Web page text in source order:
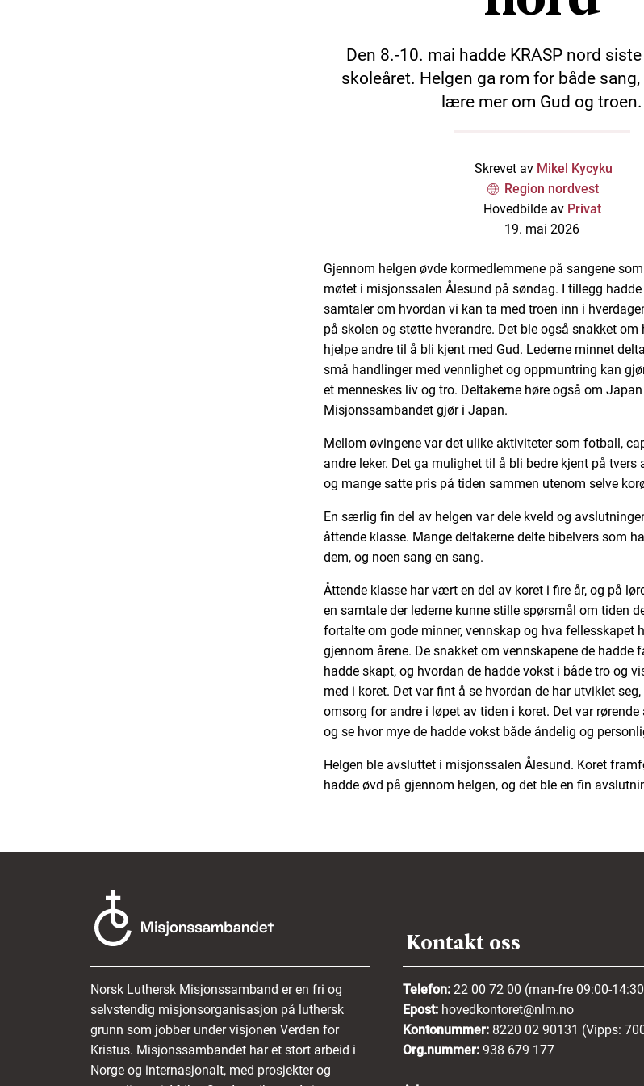
Den 8.-10. mai hadde KRASP nord
skoleåret. Helgen ga rom for både
lære mer om Gud og troen.
Skrevet av Mikel Kycyku
Region nordvest
Hovedbilde av Privat
19. mai 2026
Gjennom helgen øvde kormedlemmene på sangene
møtet i misjonssalen Ålesund på søndag. I tillegg
samtaler om hvordan vi kan ta med troen inn i
på skolen og støtte hverandre. Det ble også snakket om
hjelpe andre til å bli kjent med Gud. Lederne minnet
små handlinger med vennlighet og oppmuntring kan
et menneskes liv og tro. Deltakerne høre også om
Misjonssambandet gjør i Japan.
Mellom øvingene var det ulike aktiviteter som fotball,
andre leker. Det ga mulighet til å bli bedre kjent på tvers
og mange satte pris på tiden sammen utenom selve
En særlig fin del av helgen var dele kveld og
åttende klasse. Mange deltakerne delte bibelvers som
dem, og noen sang en sang.
Åttende klasse har vært en del av koret i fire år, og på
en samtale der lederne kunne stille spørsmål om tiden
fortalte om gode minner, vennskap og hva fellesskapet
gjennom årene. De snakket om vennskapene de hadde
hadde skapt, og hvordan de hadde vokst i både tro og
med i koret. Det var fint å se hvordan de har utviklet
omsorg for andre i løpet av tiden i koret. Det var rørende
og se hvor mye de hadde vokst både åndelig og
Helgen ble avsluttet i misjonssalen Ålesund. Koret
hadde øvd på gjennom helgen, og det ble en fin
Norsk Luthersk Misjonssamband er en fri og
selvstendig misjonsorganisasjon på luthersk
grunn som jobber under visjonen Verden for
Kristus. Misjonssambandet har et stort arbeid i
Norge og internasjonalt, med prosjekter og
Kontakt oss
Telefon: 22 00 72 00 (man-fre 09:00-
Epost: hovedkontoret@nlm.no
Kontonummer: 8220 02 90131 (Vipps:
Org.nummer: 938 679 177